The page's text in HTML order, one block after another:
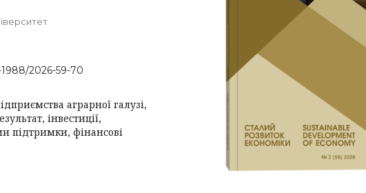
2026-59-70
аграрної галузі,
інвестиції,
підтримки, фінансові